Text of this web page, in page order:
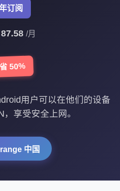
订阅
87.58 /月
50%
用户可以在他们的设备
享受安全上网。
中国